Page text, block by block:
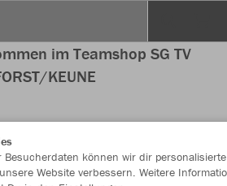
im Teamshop SG TV
KEUNE
Farbe
Besucherdaten können wir dir personalisierte
Website verbessern. Weitere